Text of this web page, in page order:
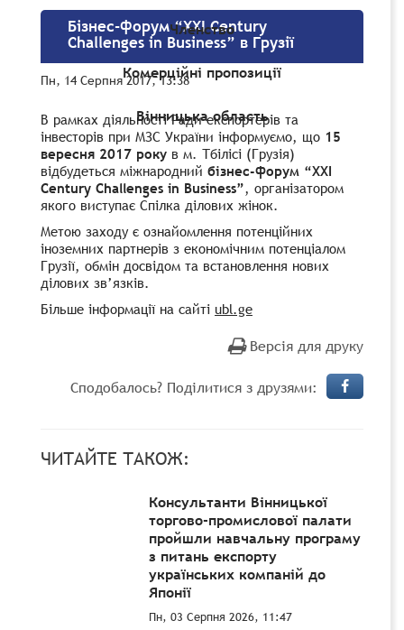
Членство
Комерційні пропозиції
Вінницька область
Бізнес-форум “XXI Century
Challenges in Business” в Грузії
Пн, 14 Серпня 2017, 13:38
В рамках діяльності Ради експортерів та
інвесторів при МЗС України інформуємо, що 15
вересня 2017 року в м. Тбілісі (Грузія)
відбудеться міжнародний бізнес-форум “XXI
Century Challenges in Business”, організатором
якого виступає Спілка ділових жінок.
Метою заходу є ознайомлення потенційних
іноземних партнерів з економічним потенціалом
Грузії, обмін досвідом та встановлення нових
ділових зв’язків.
Більше інформації на сайті ubl.ge
Версія для друку
Сподобалось? Поділитися з друзями:
ЧИТАЙТЕ ТАКОЖ:
Консультанти Вінницької
торгово-промислової палати
пройшли навчальну програму
з питань експорту
українських компаній до
Японії
Пн, 03 Серпня 2026, 11:47